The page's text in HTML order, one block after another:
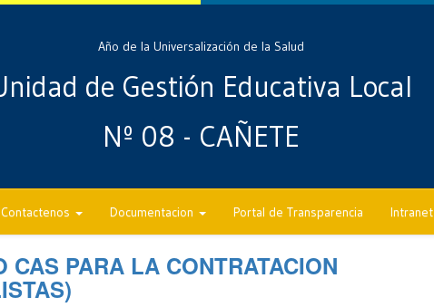
Año de la Universalización de la Salud
de Gestión Educativa Local
Nº 08 - CAÑETE
Contactenos Documentacion Portal de Transparencia Intranet
CAS PARA LA CONTRATACION